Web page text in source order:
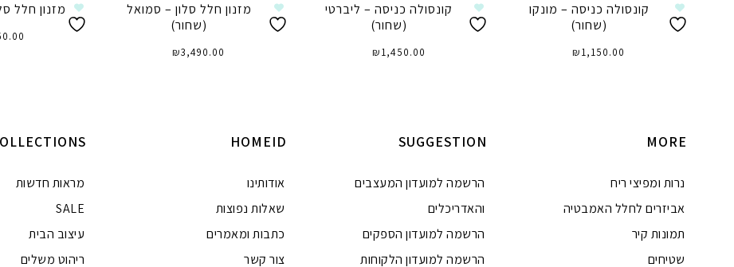
קונסולה כניסה – מונקו
(שחור)
₪1,150.00
קונסולה כניסה – ליברטי
(שחור)
₪1,450.00
מזנון חלל סלון – סמואל
(שחור)
₪3,490.00
מזנון חלל
מראות חדשות
SALE
עיצוב הבית
ריהוט משלים
HOMEID
אודותינו
שאלות נפוצות
כתבות ומאמרים
צור קשר
SUGGESTION
הרשמה למועדון המעצבים
והאדריכלים
הרשמה למועדון הספקים
הרשמה למועדון הלקוחות
MORE
נרות ומפיצי ריח
אביזרים לחלל האמבטיה
תמונות קיר
שטיחים